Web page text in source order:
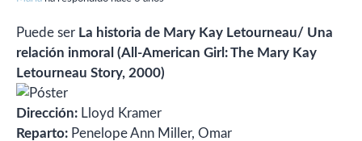
Puede ser La historia de Mary Kay Letourneau/ Una
relación inmoral (All-American Girl: The Mary Kay
Letourneau Story, 2000)
Dirección: Lloyd Kramer
Reparto: Penelope Ann Miller, Omar